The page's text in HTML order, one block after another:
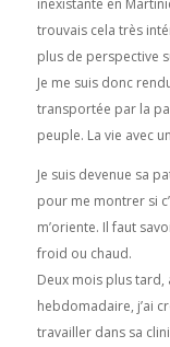
trouvais cela très
plus de perspective
Je me suis donc
transportée par la
peuple. La vie avec
Je suis devenue sa
pour me montrer si
m’oriente. Il faut
froid ou chaud.
Deux mois plus
hebdomadaire, j’ai
travailler dans sa